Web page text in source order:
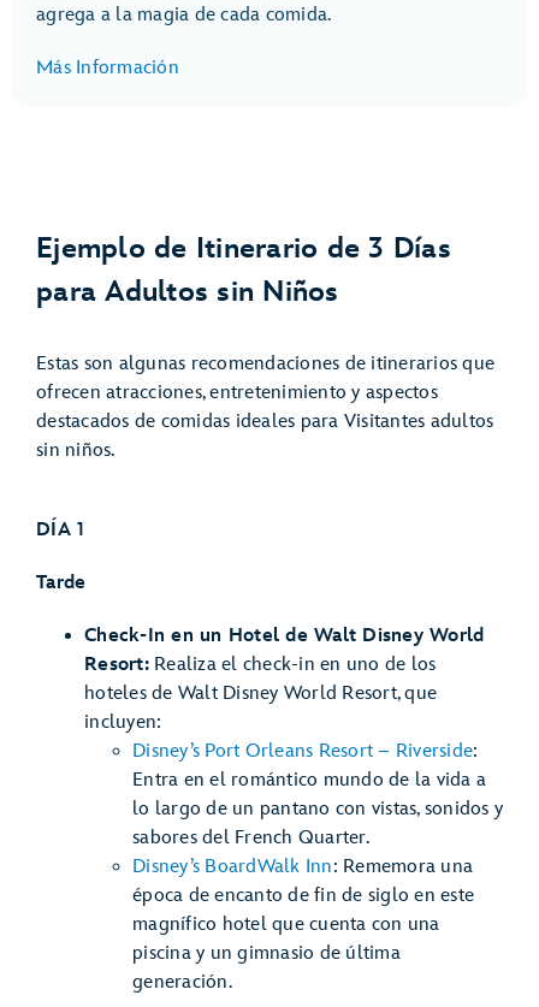
agrega a la magia de cada comida.
Más Información
Ejemplo de Itinerario de 3 Días
para Adultos sin Niños
Estas son algunas recomendaciones de itinerarios que
ofrecen atracciones, entretenimiento y aspectos
destacados de comidas ideales para Visitantes adultos
sin niños.
DÍA 1
Tarde
Check-In en un Hotel de Walt Disney World
Resort:Realiza el check-in en uno de los
hoteles de Walt Disney World Resort, que
incluyen:
Disney’s Port Orleans Resort – Riverside:
Entra en el romántico mundo de la vida a
lo largo de un pantano con vistas, sonidos y
sabores del French Quarter.
Disney’s BoardWalk Inn: Rememora una
época de encanto de fin de siglo en este
magnífico hotel que cuenta con una
piscina y un gimnasio de última
generación.